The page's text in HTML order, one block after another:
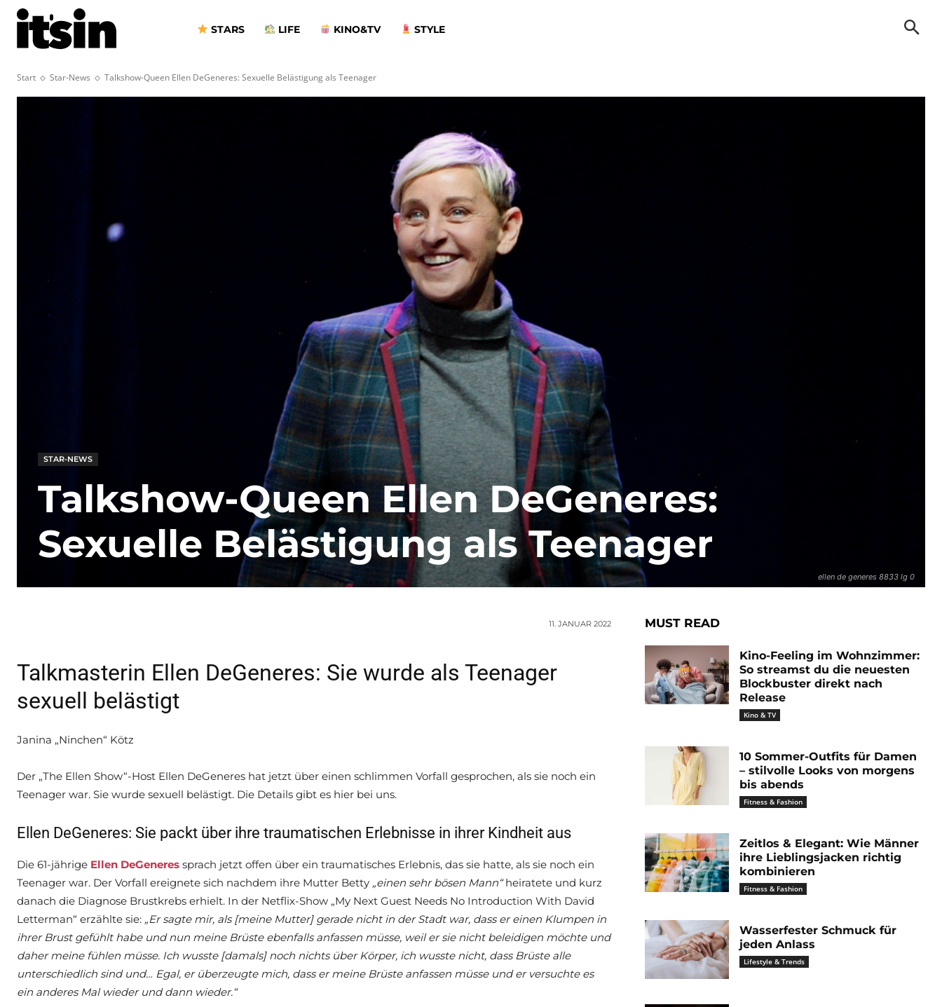
STARS LIFE KINO&TV STYLE
Start Star-News Talkshow-Queen Ellen DeGeneres: Sexuelle Belästigung als Teenager
ellen de generes 8833 lg 0
STAR-NEWS
Talkshow-Queen Ellen DeGeneres:
Sexuelle Belästigung als Teenager
11. JANUAR 2022
Talkmasterin Ellen DeGeneres: Sie wurde als Teenager
sexuell belästigt
Janina „Ninchen“ Kötz
Der „The Ellen Show“-Host Ellen DeGeneres hat jetzt über einen schlimmen Vorfall gesprochen, als sie noch ein
Teenager war. Sie wurde sexuell belästigt. Die Details gibt es hier bei uns.
Ellen DeGeneres: Sie packt über ihre traumatischen Erlebnisse in ihrer Kindheit aus
Die 61-jährige Ellen DeGeneres sprach jetzt offen über ein traumatisches Erlebnis, das sie hatte, als sie noch ein
Teenager war. Der Vorfall ereignete sich nachdem ihre Mutter Betty „einen sehr bösen Mann“heiratete und kurz
danach die Diagnose Brustkrebs erhielt. In der Netflix-Show „My Next Guest Needs No Introduction With David
Letterman“ erzählte sie: „Er sagte mir, als [meine Mutter] gerade nicht in der Stadt war, dass er einen Klumpen in
ihrer Brust gefühlt habe und nun meine Brüste ebenfalls anfassen müsse, weil er sie nicht beleidigen möchte und
daher meine fühlen müsse. Ich wusste [damals] noch nichts über Körper, ich wusste nicht, dass Brüste alle
unterschiedlich sind und… Egal, er überzeugte mich, dass er meine Brüste anfassen müsse und er versuchte es
ein anderes Mal wieder und dann wieder.“
MUST READ
Kino-Feeling im Wohnzimmer:
So streamst du die neuesten
Blockbuster direkt nach
Release
Kino & TV
10 Sommer-Outfits für Damen
– stilvolle Looks von morgens
bis abends
Fitness & Fashion
Zeitlos & Elegant: Wie Männer
ihre Lieblingsjacken richtig
kombinieren
Fitness & Fashion
Wasserfester Schmuck für
jeden Anlass
Lifestyle & Trends